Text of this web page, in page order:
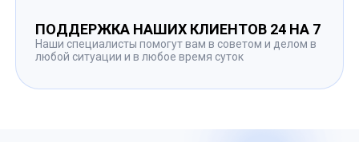
ПОДДЕРЖКА НАШИХ КЛИЕНТОВ 24 НА 7
Наши специалисты помогут вам в советом и делом в
любой ситуации и в любое время суток